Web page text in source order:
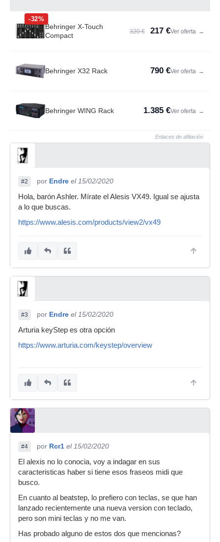
-32%
Behringer X-Touch
Compact
320 € 217 €Ver oferta →
Behringer X32 Rack 790 €Ver oferta →
Behringer WING Rack 1.385 €Ver oferta →
Enlaces de afiliación
#2 por Endre el 15/02/2020
Hola, barón Ashler. Mírate el Alesis VX49. Igual se ajusta
a lo que buscas.
https://www.alesis.com/products/view2/vx49
#3 por Endre el 15/02/2020
Arturia keyStep es otra opción
https://www.arturia.com/keystep/overview
#4 por Rcr1 el 15/02/2020
El alexis no lo conocia, voy a indagar en sus
caracteristicas haber si tiene esos fraseos midi que
busco.
En cuanto al beatstep, lo prefiero con teclas, se que han
lanzado recientemente una nueva version con teclado,
pero son mini teclas y no me van.
Has probado alguno de estos dos que mencionas?